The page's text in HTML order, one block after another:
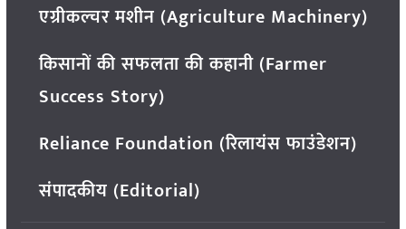
एग्रीकल्चर मशीन (Agriculture Machinery)
किसानों की सफलता की कहानी (Farmer
Success Story)
Reliance Foundation (रिलायंस फाउंडेशन)
संपादकीय (Editorial)